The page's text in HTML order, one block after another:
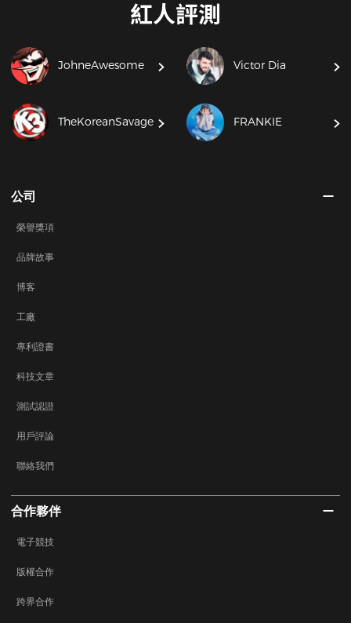
紅人評測
JohneAwesome Victor Dia
TheKoreanSavage FRANKIE
公司
榮譽獎項
品牌故事
博客
工廠
專利證書
科技文章
測試認證
用戶評論
聯絡我們
合作夥伴
電子競技
版權合作
跨界合作